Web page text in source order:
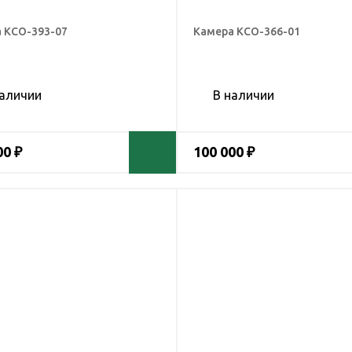
КСО-393-07
₽
Камера КСО-366-01
В наличии
100 000 ₽